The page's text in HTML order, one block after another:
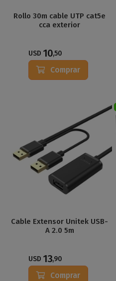
Rollo 30m cable UTP cat5e
cca exterior
USD 10,50
Comprar
Cable Extensor Unitek USB-
A 2.0 5m
USD 13,90
Comprar